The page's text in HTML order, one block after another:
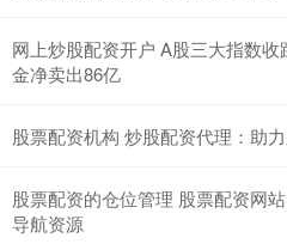
网上炒股配资开户 A股三大指数
金净卖出86亿
股票配资机构 炒股配资代理：助
股票配资的仓位管理 股票配资网
导航资源